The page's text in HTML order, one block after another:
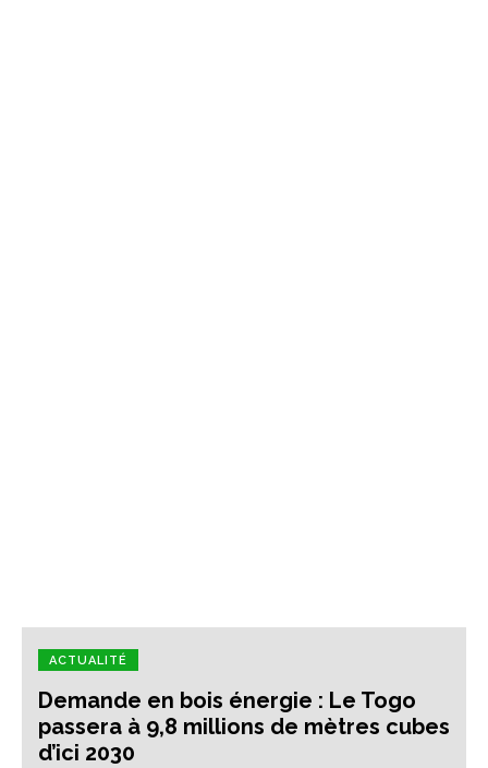
ACTUALITÉ
Demande en bois énergie : Le Togo
passera à 9,8 millions de mètres cubes
d’ici 2030